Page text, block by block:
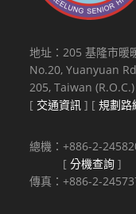
地址：205 基隆市暖
No.20, Yuanyuan
205, Taiwan (R.O.C.)
[ 交通資訊 ] [規劃路
總機：+886-2-
[分機查詢 ]
傳真：+886-2-